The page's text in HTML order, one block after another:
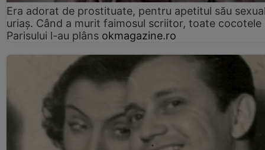
Era adorat de prostituate, pentru apetitul său
uriaș. Când a murit faimosul scriitor, toate cocotele
Parisului l-au plâns okmagazine.ro